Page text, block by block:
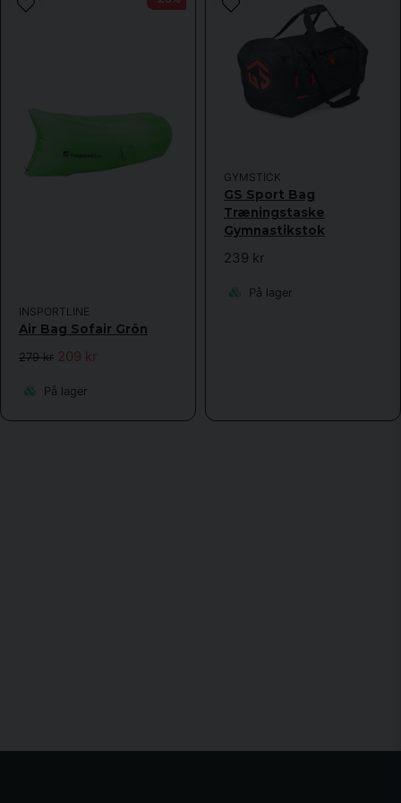
INSPORTLINE
Air Bag Sofair Grön
279 kr 209 kr
På lager
GYMSTICK
GS Sport Bag
Træningstaske
Gymnastikstok
239 kr
På lager